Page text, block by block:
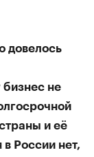
довелось
не
и её
России нет,